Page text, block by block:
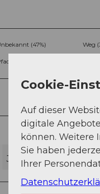
(47%) Weg
(23%)
Jun Aug Sep
Cookie-
Auf dieser
digitale
können. Weitere
Sie haben
Ihrer